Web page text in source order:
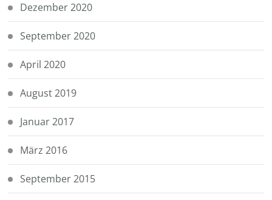
Dezember 2020
September 2020
April 2020
August 2019
Januar 2017
März 2016
September 2015